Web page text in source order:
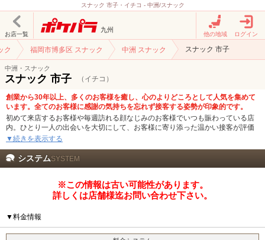
スナック 市子・イチコ - 中洲/スナック
お店一覧
九州
他の地域 ログイン
ク 福岡市博多区 スナック 中洲 スナック スナック 市子
中洲・スナック
スナック 市子 （イチコ）
創業から30年以上、多くのお客様を癒し、心のよりどころとして人気を集めて
います。全てのお客様に感謝の気持ちを忘れず接客する姿勢が印象的です。
初めて来店するお客様や毎週訪れる顔なじみのお客様でいつも賑わっている店
内。ひとり一人の出会いを大切にして、お客様に寄り添った温かい接客が評価
されています。いつも明るい表情で楽しそうに働いている女性たち。素敵な笑
▼続きを表示する
システムSYSTEM
※この情報は古い可能性があります。
詳しくは店舗様迄お問い合わせ下さい。
▼料金情報